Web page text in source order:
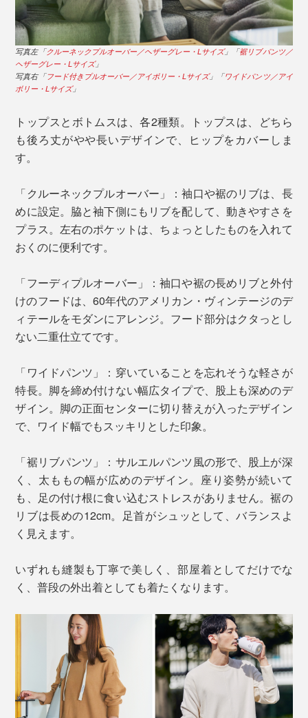
写真左「クルーネックプルオーバー／ヘザーグレー・Lサイズ」「裾リブパンツ／
ヘザーグレー・Lサイズ」
写真右「フード付きプルオーバー／アイボリー・Lサイズ」「ワイドパンツ／アイ
ボリー・Lサイズ」
トップスとボトムスは、各2種類。トップスは、どちら
も後ろ丈がやや長いデザインで、ヒップをカバーしま
す。
「クルーネックプルオーバー」：袖口や裾のリブは、長
めに設定。脇と袖下側にもリブを配して、動きやすさを
プラス。左右のポケットは、ちょっとしたものを入れて
おくのに便利です。
「フーディプルオーバー」：袖口や裾の長めリブと外付
けのフードは、60年代のアメリカン・ヴィンテージのデ
ィテールをモダンにアレンジ。フード部分はクタっとし
ない二重仕立てです。
「ワイドパンツ」：穿いていることを忘れそうな軽さが
特長。脚を締め付けない幅広タイプで、股上も深めのデ
ザイン。脚の正面センターに切り替えが入ったデザイン
で、ワイド幅でもスッキリとした印象。
「裾リブパンツ」：サルエルパンツ風の形で、股上が深
く、太ももの幅が広めのデザイン。座り姿勢が続いて
も、足の付け根に食い込むストレスがありません。裾の
リブは長めの12cm。足首がシュッとして、バランスよ
く見えます。
いずれも縫製も丁寧で美しく、部屋着としてだけでな
く、普段の外出着としても着たくなります。